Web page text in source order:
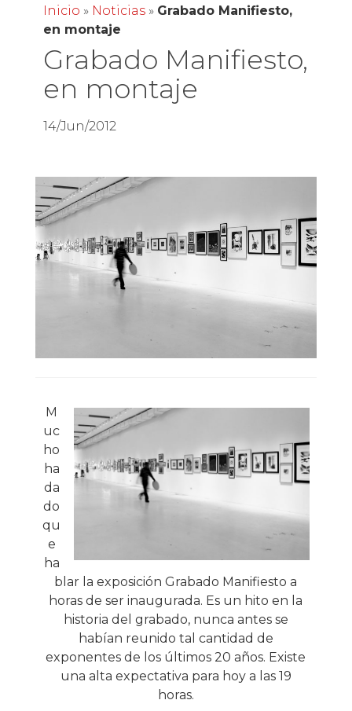
Inicio » Noticias» Grabado Manifiesto,
en montaje
Grabado Manifiesto,
en montaje
14/Jun/2012
M
uc
ho
ha
da
do
qu
e
ha
blar la exposición Grabado Manifiesto a
horas de ser inaugurada. Es un hito en la
historia del grabado, nunca antes se
habían reunido tal cantidad de
exponentes de los últimos 20 años. Existe
una alta expectativa para hoy a las 19
horas.